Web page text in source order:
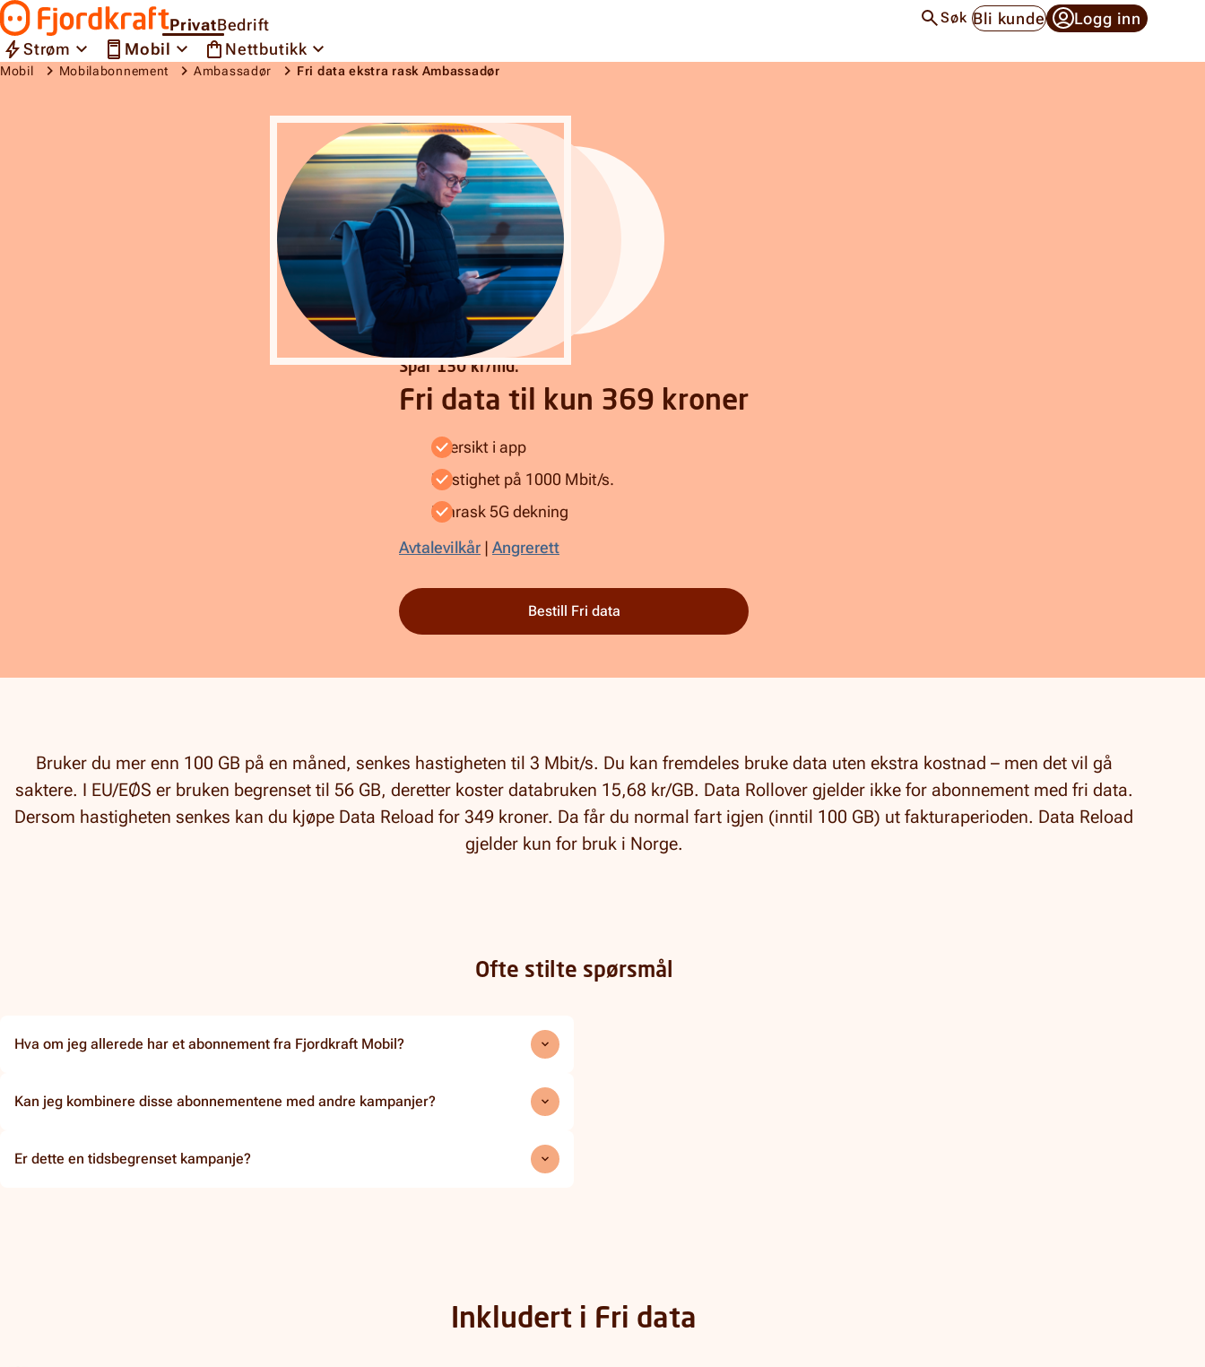
Hopp til innhold
Gå til forsiden
PrivatBedrift Søk Bli kunde
Logg inn
Strøm
Mobil Nettbutikk
Mobil Mobilabonnement Ambassadør Fri data ekstra rask Ambassadør
Spar 130 kr/md.
Fri data til kun 369 kroner
Oversikt i app
Hastighet på 1000 Mbit/s.
Lynrask 5G dekning
Avtalevilkår | Angrerett
Bestill Fri data
Bruker du mer enn 100 GB på en måned, senkes hastigheten til 3 Mbit/s. Du kan fremdeles bruke data uten ekstra kostnad – men det vil gå
saktere. I EU/EØS er bruken begrenset til 56 GB, deretter koster databruken 15,68 kr/GB. Data Rollover gjelder ikke for abonnement med fri data.
Dersom hastigheten senkes kan du kjøpe Data Reload for 349 kroner. Da får du normal fart igjen (inntil 100 GB) ut fakturaperioden. Data Reload
gjelder kun for bruk i Norge.
Ofte stilte spørsmål
Hva om jeg allerede har et abonnement fra Fjordkraft Mobil?
Kan jeg kombinere disse abonnementene med andre kampanjer?
Er dette en tidsbegrenset kampanje?
Inkludert i Fri data